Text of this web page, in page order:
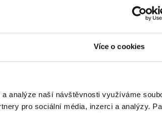
Více o cookies
analýze naší návštěvnosti využíváme
pro sociální média, inzerci a analýzy.